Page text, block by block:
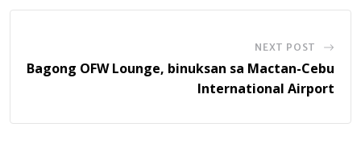
NEXT POST
Bagong OFW Lounge, binuksan sa Mactan-Cebu
International Airport